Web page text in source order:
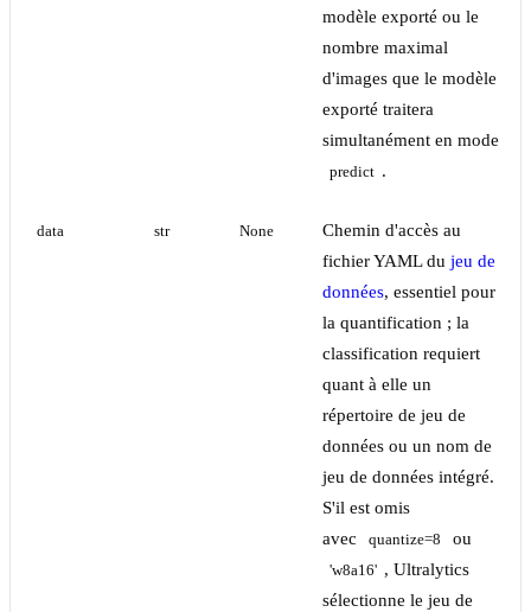
modèle exporté ou le
nombre maximal
d'images que le modèle
exporté traitera
simultanément en mode
predict .
data str None
Chemin d'accès au
fichier YAML du jeu de
données, essentiel pour
la quantification ; la
classification requiert
quant à elle un
répertoire de jeu de
données ou un nom de
jeu de données intégré.
S'il est omis
avec
quantize=8 ou
'w8a16' , Ultralytics
sélectionne le jeu de